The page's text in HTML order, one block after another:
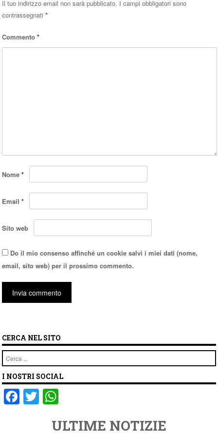
Il tuo indirizzo email non sarà pubblicato. I campi obbligatori sono
contrassegnati*
Commento*
Nome*
Email*
Sito web
Do il mio consenso affinché un cookie salvi i miei dati (nome,
email, sito web) per il prossimo commento.
CERCA NEL SITO
Cerca
I NOSTRI SOCIAL
F T
at
ULTIME NOTIZIE